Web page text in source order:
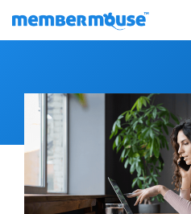
Podcast Login do cliente
Começar a usar